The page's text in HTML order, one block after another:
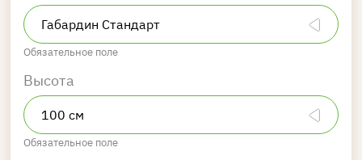
Обязательное поле
Высота
Обязательное поле